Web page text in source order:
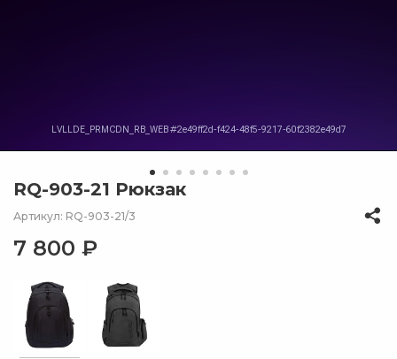
RQ-903-21 Рюкзак
Артикул: RQ-903-21/3
7 800 ₽